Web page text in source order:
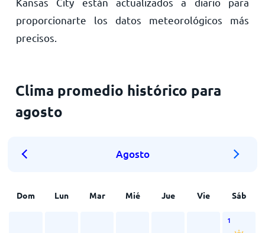
proporcionarte los datos meteorológicos más
precisos.
Clima promedio histórico para
agosto
Agosto
Dom Lun Mar Mié Jue Vie Sáb
1